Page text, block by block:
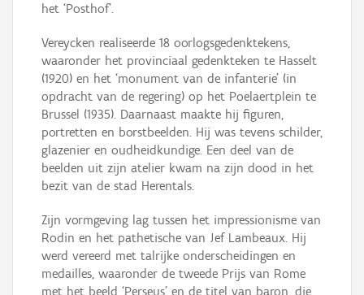
het ‘Posthof’.
Vereycken realiseerde 18 oorlogsgedenktekens,
waaronder het provinciaal gedenkteken te Hasselt
(1920) en het ‘monument van de infanterie’ (in
opdracht van de regering) op het Poelaertplein te
Brussel (1935). Daarnaast maakte hij figuren,
portretten en borstbeelden. Hij was tevens schilder,
glazenier en oudheidkundige. Een deel van de
beelden uit zijn atelier kwam na zijn dood in het
bezit van de stad Herentals.
Zijn vormgeving lag tussen het impressionisme van
Rodin en het pathetische van Jef Lambeaux. Hij
werd vereerd met talrijke onderscheidingen en
medailles, waaronder de tweede Prijs van Rome
met het beeld ‘Perseus’ en de titel van baron, die